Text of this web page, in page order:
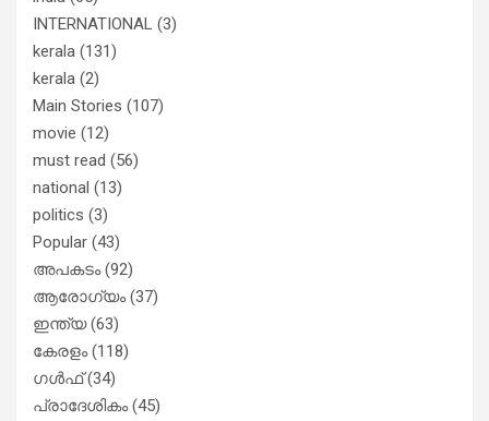
INTERNATIONAL (3)
kerala (131)
kerala (2)
Main Stories (107)
movie (12)
must read (56)
national (13)
politics (3)
Popular (43)
അപകടം(92)
ആരോഗ്യം(37)
ഇന്ത്യ(63)
കേരളം(118)
ഗൾഫ്(34)
പ്രാദേശികം(45)